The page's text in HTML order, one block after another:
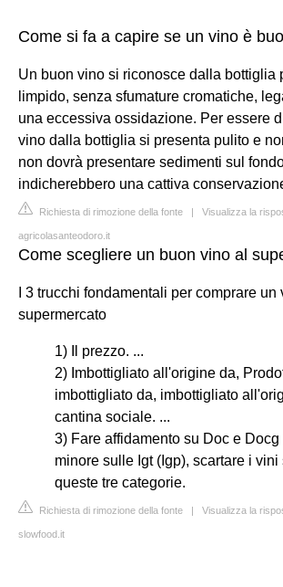
Come si fa a capire se un vino è
Un buon vino si riconosce dalla bottiglia
limpido, senza sfumature cromatiche,
una eccessiva ossidazione. Per essere
vino dalla bottiglia si presenta pulito e
non dovrà presentare sedimenti sul
indicherebbero una cattiva
Richiesta di rimozione della fonte | Visualizza la
agricolasanteodoro.it
Come scegliere un buon vino al
I 3 trucchi fondamentali per comprare un
supermercato
1) Il prezzo. ...
2) Imbottigliato all'origine da,
imbottigliato da, imbottigliato
cantina sociale. ...
3) Fare affidamento su Doc e
minore sulle Igt (Igp), scartare i vini
queste tre categorie.
Richiesta di rimozione della fonte | Visualizza la
slowfood.it